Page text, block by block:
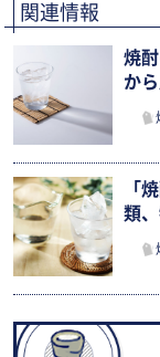
関連情報
焼
か
「
類